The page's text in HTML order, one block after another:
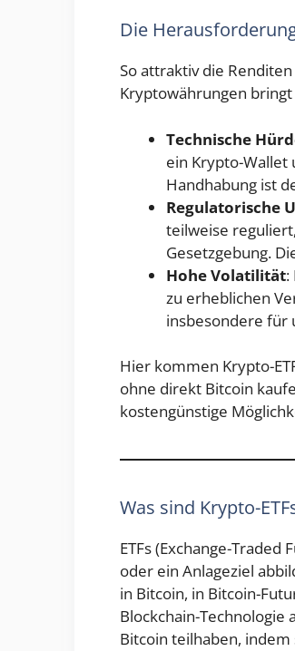
Die
So attraktiv die
Kryptowährungen
Technische
ein Krypto-Wallet
Handhabung ist
Regulatorische
teilweise
Gesetzgebung.
Hohe Volatilität:
zu erheblichen
insbesondere für
Hier kommen Krypto-
ohne direkt Bitcoin
kostengünstige
Was sind Krypto-
ETFs (Exchange-
oder ein Anlageziel
in Bitcoin, in Bitcoin-
Blockchain-
Bitcoin teilhaben, indem